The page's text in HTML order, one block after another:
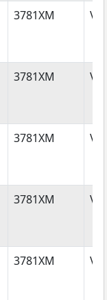
3781XM
3781XM
3781XM
3781XM
3781XM